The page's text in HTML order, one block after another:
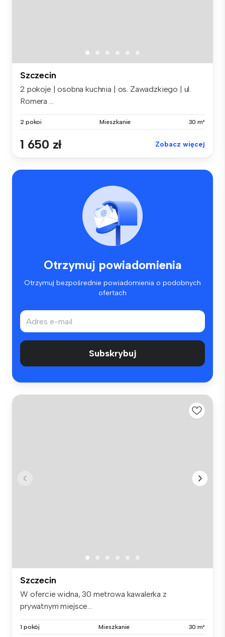
Szczecin
2 pokoje | osobna kuchnia | os. Zawadzkiego | ul.
Romera ...
2 pokoi Mieszkanie 30 m²
1 650 zł Zobacz więcej
Otrzymuj powiadomienia
Otrzymuj bezpośrednie powiadomienia o podobnych
ofertach
Subskrybuj
Szczecin
W ofercie widna, 30 metrowa kawalerka z
prywatnym miejsce...
1 pokój Mieszkanie 30 m²